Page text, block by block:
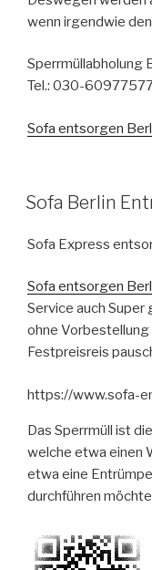
wenn irgendwie
Sperrmüllabholung
Tel.: 030-
Sofa entsorgen
VERÖFFENTLICHT
AM
Sofa Berlin
Sofa Express
Sofa entsorgen
Service auch
ohne
Festpreisreis
https://www.sofa-
Das Sperrmüll ist
welche etwa einen
etwa eine
durchführen